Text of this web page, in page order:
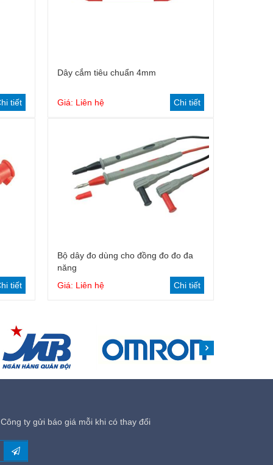
tiết
Dây cắm tiêu chuẩn 4mm
Giá: Liên hệ Chi tiết
tiết
Bộ dây đo dùng cho đồng đo đo đa
năng
Giá: Liên hệ
Chi tiết
ty gửi báo giá mỗi khi có thay đổi